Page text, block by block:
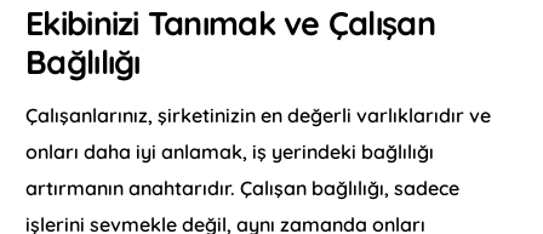
Ekibinizi Tanımak ve Çalışan
Bağlılığı
Çalışanlarınız, şirketinizin en değerli varlıklarıdır ve
onları daha iyi anlamak, iş yerindeki bağlılığı
artırmanın anahtarıdır. Çalışan bağlılığı, sadece
işlerini sevmekle değil, aynı zamanda onları